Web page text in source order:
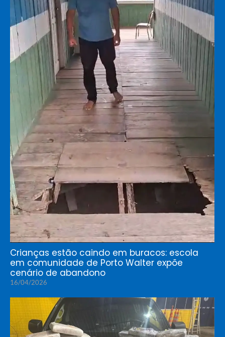
Crianças estão caindo em buracos: escola
em comunidade de Porto Walter expõe
cenário de abandono
16/04/2026